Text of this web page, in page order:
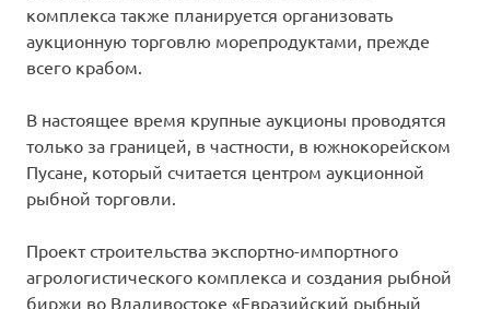
комплекса также планируется организовать
аукционную торговлю морепродуктами, прежде
всего крабом.
В настоящее время крупные аукционы проводятся
только за границей, в частности, в южнокорейском
Пусане, который считается центром аукционной
рыбной торговли.
Проект строительства экспортно-импортного
агрологистического комплекса и создания рыбной
биржи во Владивостоке «Евразийский рыбный